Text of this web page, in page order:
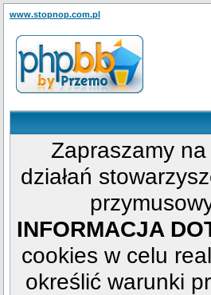
www.stopnop.com.pl
Zapraszamy
działań
INFORMACJA
cookies w celu
określić warunki